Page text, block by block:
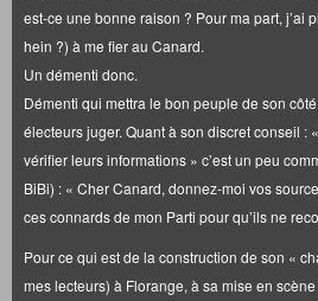
est-ce une bonne raison ? Pour ma part, j’ai
hein ?) à me fier au Canard.
Un démenti donc.
Démenti qui mettra le bon peuple de son
électeurs juger. Quant à son discret conseil :
vérifier leurs informations » c’est un peu
BiBi) : « Cher Canard, donnez-moi vos
ces connards de mon Parti pour qu’ils ne
Pour ce qui est de la construction de son «
mes lecteurs) à Florange, à sa mise en